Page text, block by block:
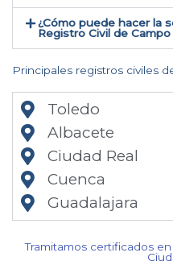
¿Cómo puede hacer la
Registro Civil de
Principales registros civiles
Toledo
Albacete
Ciudad Real
Cuenca
Guadalajara
Tramitamos certificados